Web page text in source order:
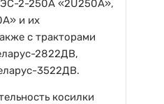
2-250А «2U250А»,
и их
с тракторами
2822ДВ,
3522ДВ.
косилки